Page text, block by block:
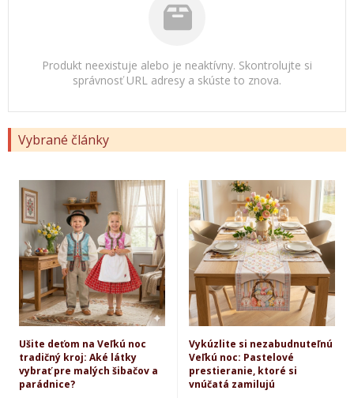
Produkt neexistuje alebo je neaktívny. Skontrolujte si
správnosť URL adresy a skúste to znova.
Vybrané články
Ušite deťom na Veľkú noc
tradičný kroj: Aké látky
vybrať pre malých šibačov a
parádnice?
Vykúzlite si nezabudnuteľnú
Veľkú noc: Pastelové
prestieranie, ktoré si
vnúčatá zamilujú